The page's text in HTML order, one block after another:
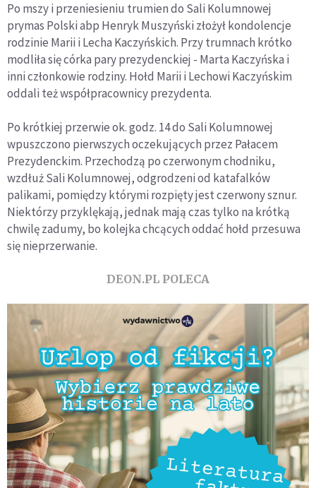
Po mszy i przeniesieniu trumien do Sali Kolumnowej
prymas Polski abp Henryk Muszyński złożył kondolencje
rodzinie Marii i Lecha Kaczyńskich. Przy trumnach krótko
modliła się córka pary prezydenckiej - Marta Kaczyńska i
inni członkowie rodziny. Hołd Marii i Lechowi Kaczyńskim
oddali też współpracownicy prezydenta.
Po krótkiej przerwie ok. godz. 14 do Sali Kolumnowej
wpuszczono pierwszych oczekujących przez Pałacem
Prezydenckim. Przechodzą po czerwonym chodniku,
wzdłuż Sali Kolumnowej, odgrodzeni od katafalków
palikami, pomiędzy którymi rozpięty jest czerwony sznur.
Niektórzy przyklękają, jednak mają czas tylko na krótką
chwilę zadumy, bo kolejka chcących oddać hołd przesuwa
się nieprzerwanie.
DEON.PL POLECA